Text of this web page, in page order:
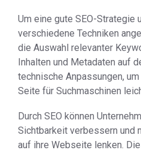
Um eine gute SEO-Strategie
verschiedene Techniken
die Auswahl relevanter
Inhalten und Metadaten auf
technische Anpassungen,
Seite für Suchmaschinen
Durch SEO können
Sichtbarkeit verbessern und
auf ihre Webseite lenken.